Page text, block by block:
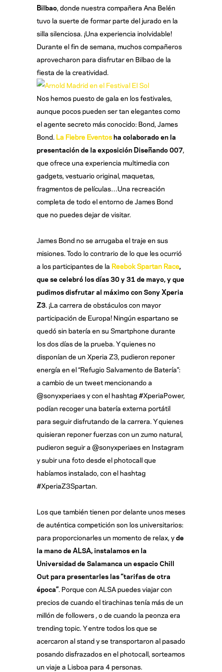
Bilbao, donde nuestra compañera Ana Belén
tuvo la suerte de formar parte del jurado en la
silla silenciosa. ¡Una experiencia inolvidable!
Durante el fin de semana, muchos compañeros
aprovecharon para disfrutar en Bilbao de la
fiesta de la creatividad.
Nos hemos puesto de gala en los festivales,
aunque pocos pueden ser tan elegantes como
el agente secreto más conocido: Bond, James
Bond. La Fiebre Eventosha colaborado en la
presentación de la exposición Diseñando 007,
que ofrece una experiencia multimedia con
gadgets, vestuario original, maquetas,
fragmentos de películas…Una recreación
completa de todo el entorno de James Bond
que no puedes dejar de visitar.
James Bond no se arrugaba el traje en sus
misiones. Todo lo contrario de lo que les ocurrió
a los participantes de la Reebok Spartan Race,
que se celebró los días 30 y 31 de mayo, y que
pudimos disfrutar al máximo con Sony Xperia
Z3. ¡La carrera de obstáculos con mayor
participación de Europa! Ningún espartano se
quedó sin batería en su Smartphone durante
los dos días de la prueba. Y quienes no
disponían de un Xperia Z3, pudieron reponer
energía en el “Refugio Salvamento de Batería”:
a cambio de un tweet mencionando a
@sonyxperiaes y con el hashtag #XperiaPower,
podían recoger una batería externa portátil
para seguir disfrutando de la carrera. Y quienes
quisieran reponer fuerzas con un zumo natural,
pudieron seguir a @sonyxperiaes en Instagram
y subir una foto desde el photocall que
habíamos instalado, con el hashtag
#XperiaZ3Spartan.
Los que también tienen por delante unos meses
de auténtica competición son los universitarios:
para proporcionarles un momento de relax, yde
la mano de ALSA, instalamos en la
Universidad de Salamanca un espacio Chill
Out para presentarles las “tarifas de otra
época”. Porque con ALSA puedes viajar con
precios de cuando el tirachinas tenía más de un
millón de followers , o de cuando la peonza era
trending topic. Y entre todos los que se
acercaron al stand y se transportaron al pasado
posando disfrazados en el photocall, sorteamos
un viaje a Lisboa para 4 personas.